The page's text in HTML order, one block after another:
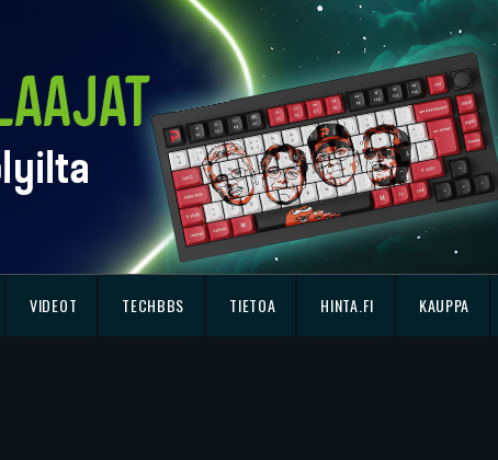
VIDEOT TECHBBS TIETOA HINTA.FI KAUPPA